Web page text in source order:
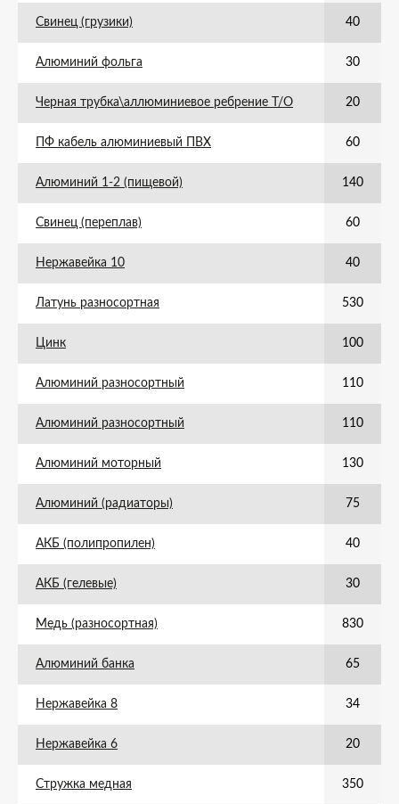
Свинец (грузики) 40
Алюминий фольга 30
Черная трубка\аллюминиевое ребрение Т/О 20
ПФ кабель алюминиевый ПВХ 60
Алюминий 1-2 (пищевой) 140
Свинец (переплав) 60
Нержавейка 10 40
Латунь разносортная 530
Цинк 100
Алюминий разносортный 110
Алюминий разносортный 110
Алюминий моторный 130
Алюминий (радиаторы) 75
АКБ (полипропилен) 40
АКБ (гелевые) 30
Медь (разносортная) 830
Алюминий банка 65
Нержавейка 8 34
Нержавейка 6 20
Стружка медная 350